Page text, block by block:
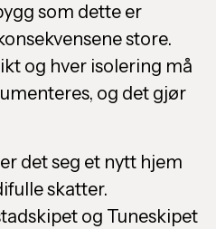
som dette er
store.
og hver isolering må
og det gjør
det seg et nytt hjem
skatter.
og Tuneskipet